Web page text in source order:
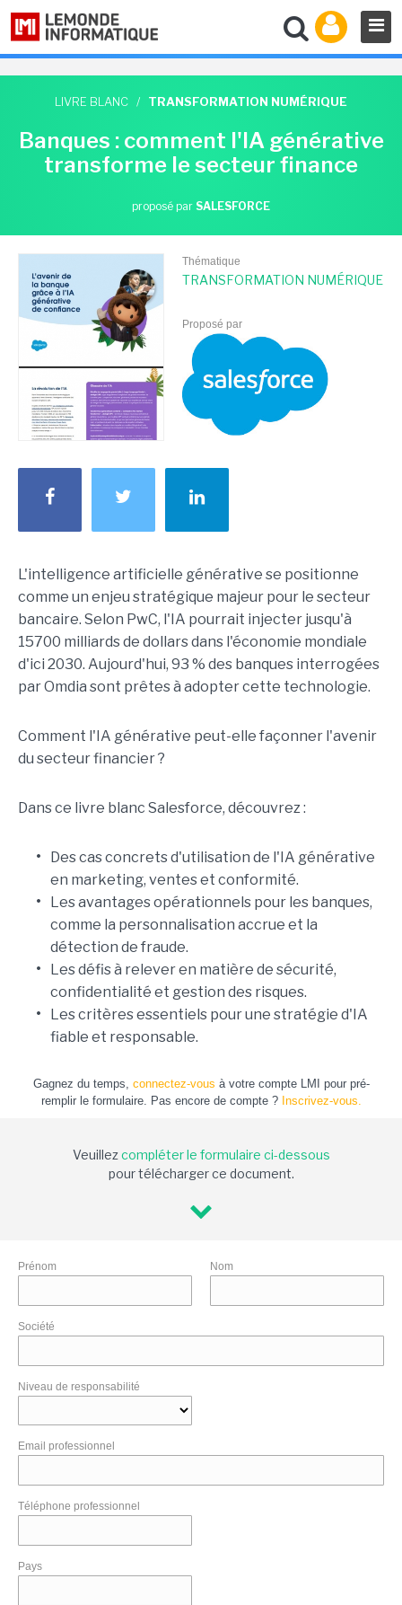
LIVRE BLANC / TRANSFORMATION NUMÉRIQUE
Banques : comment l'IA générative
transforme le secteur finance
proposé par SALESFORCE
Thématique
TRANSFORMATION NUMÉRIQUE
Proposé par
L'intelligence artificielle générative se positionne
comme un enjeu stratégique majeur pour le secteur
bancaire. Selon PwC, l'IA pourrait injecter jusqu'à
15700 milliards de dollars dans l'économie mondiale
d'ici 2030. Aujourd'hui, 93 % des banques interrogées
par Omdia sont prêtes à adopter cette technologie.
Comment l'IA générative peut-elle façonner l'avenir
du secteur financier ?
Dans ce livre blanc Salesforce, découvrez :
•
Des cas concrets d'utilisation de l'IA générative
en marketing, ventes et conformité.
•
Les avantages opérationnels pour les banques,
comme la personnalisation accrue et la
détection de fraude.
•
Les défis à relever en matière de sécurité,
confidentialité et gestion des risques.
•
Les critères essentiels pour une stratégie d'IA
fiable et responsable.
Gagnez du temps, connectez-vous à votre compte LMI pour pré-
remplir le formulaire. Pas encore de compte ? Inscrivez-vous.
Veuillezcompléter le formulaire ci-dessous
pour télécharger ce document.
Prénom Nom
Société
Niveau de responsabilité
Email professionnel
Téléphone professionnel
Pays